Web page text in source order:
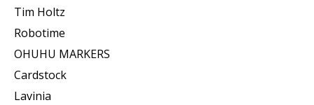
Tim Holtz
Robotime
OHUHU MARKERS
Cardstock
Lavinia